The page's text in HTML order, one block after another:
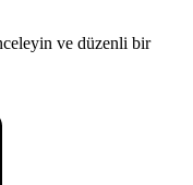
ve düzenli bir